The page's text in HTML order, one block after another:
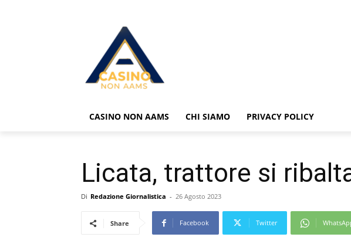
CASINO NON AAMS CHI SIAMO PRIVACY POLICY
Licata, trattore si
Di Redazione Giornalistica - 26 Agosto 2023
Share Facebook Twitter